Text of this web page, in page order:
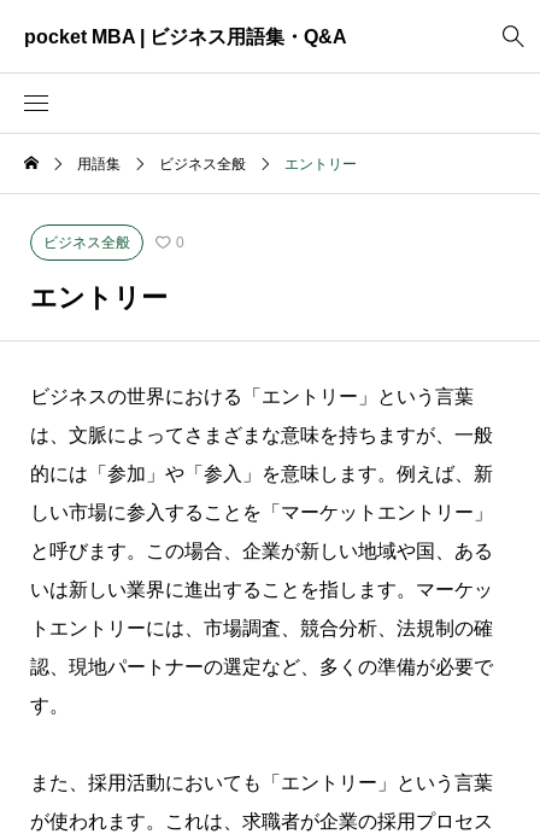
pocket MBA | ビジネス用語集・Q&A
ビジネス全般
資料作成
用語集 ビジネス全般 エントリー
ビジネス全般 0
エントリー
ビジネスの世界における「エントリー」という言葉
は、文脈によってさまざまな意味を持ちますが、一般
的には「参加」や「参入」を意味します。例えば、新
しい市場に参入することを「マーケットエントリー」
と呼びます。この場合、企業が新しい地域や国、ある
いは新しい業界に進出することを指します。マーケッ
トエントリーには、市場調査、競合分析、法規制の確
認、現地パートナーの選定など、多くの準備が必要で
す。
また、採用活動においても「エントリー」という言葉
が使われます。これは、求職者が企業の採用プロセス